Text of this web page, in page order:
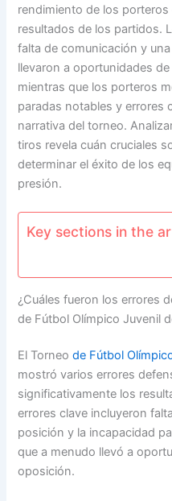
rendimiento de los
resultados de los partidos.
falta de comunicación y
llevaron a oportunidades
mientras que los porteros
paradas notables y errores
narrativa del torneo.
tiros revela cuán cruciales
determinar el éxito de los
presión.
Key sections in the
¿Cuáles fueron los errores
de Fútbol Olímpico Juvenil
El Torneode Fútbol
mostró varios errores
significativamente los
errores clave incluyeron
posición y la incapacidad
que a menudo llevó a
oposición.